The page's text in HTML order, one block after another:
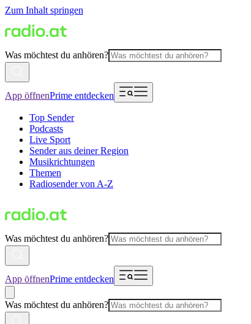
Zum Inhalt springen
Was möchtest du anhören?
App öffnenPrime entdecken
Top Sender
Podcasts
Live Sport
Sender aus deiner Region
Musikrichtungen
Themen
Radiosender von A-Z
Was möchtest du anhören?
App öffnenPrime entdecken
Was möchtest du anhören?